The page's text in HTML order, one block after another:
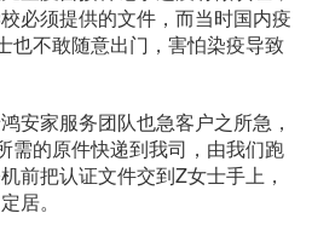
必须提供的文件，而当时国内疫
也不敢随意出门，害怕染疫导致
安家服务团队也急客户之所急，
需的原件快递到我司，由我们跑
前把认证文件交到Z女士手上，
居。